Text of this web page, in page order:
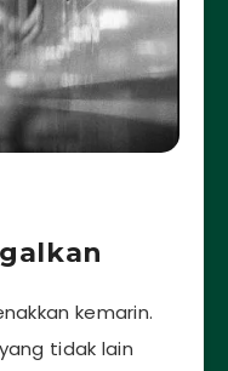
kemarin.
tidak lain